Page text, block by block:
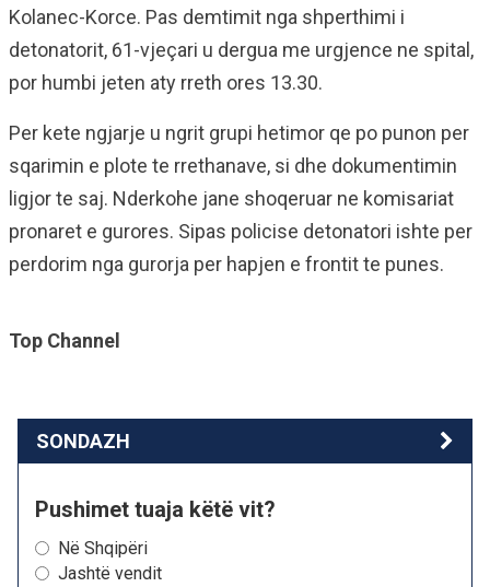
Kolanec-Korce. Pas demtimit nga shperthimi i
detonatorit, 61-vjeçari u dergua me urgjence ne spital,
por humbi jeten aty rreth ores 13.30.
Per kete ngjarje u ngrit grupi hetimor qe po punon per
sqarimin e plote te rrethanave, si dhe dokumentimin
ligjor te saj. Nderkohe jane shoqeruar ne komisariat
pronaret e gurores. Sipas policise detonatori ishte per
perdorim nga gurorja per hapjen e frontit te punes.
Top Channel
SONDAZH
Pushimet tuaja këtë vit?
Në Shqipëri
Jashtë vendit